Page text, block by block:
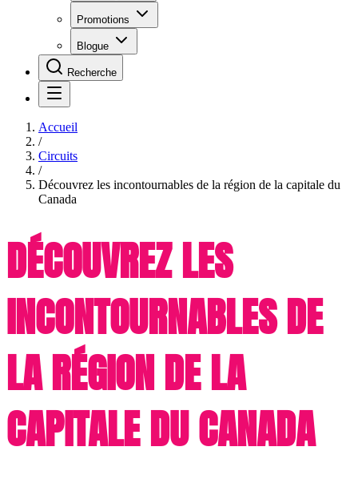
Promotions
Blogue
Recherche
Accueil
/
Circuits
/
Découvrez les incontournables de la région de la capitale du
Canada
DÉCOUVREZ LES
INCONTOURNABLES DE
LA RÉGION DE LA
CAPITALE DU CANADA